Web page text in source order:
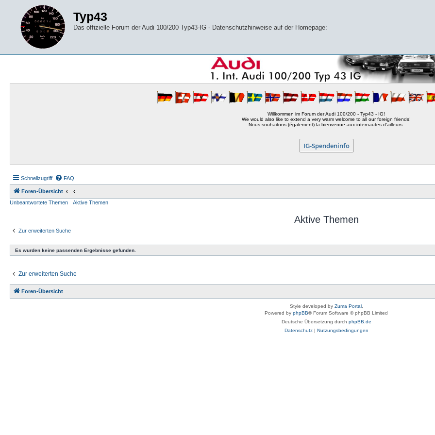
Typ43
Das offizielle Forum der Audi 100/200 Typ43-IG - Datenschutzhinweise auf der Homepage:
Willkommen im Forum der Audi 100/200 - Typ43 - IG!
We would also like to extend a very warm welcome to all our foreign friends!
Nous souhaitons (également) la bienvenue aux internautes d'ailleurs.
IG-Spendeninfo
Schnellzugriff FAQ
Foren-Übersicht
Unbeantwortete Themen
Aktive Themen
Aktive Themen
Zur erweiterten Suche
Es wurden keine passenden Ergebnisse gefunden.
Zur erweiterten Suche
Foren-Übersicht
Style developed by Zuma Portal,
Powered by phpBB® Forum Software © phpBB Limited
Deutsche Übersetzung durch phpBB.de
Datenschutz| Nutzungsbedingungen